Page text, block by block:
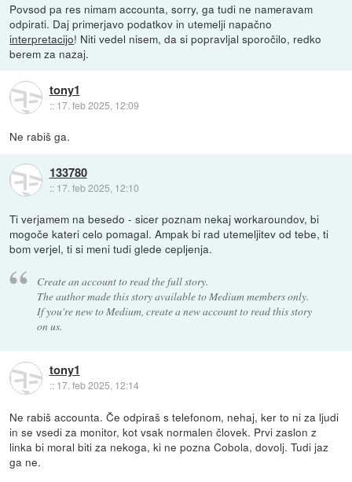
Povsod pa res nimam accounta, sorry, ga tudi ne nameravam
odpirati. Daj primerjavo podatkov in utemelji napačno
interpretacijo! Niti vedel nisem, da si popravljal sporočilo, redko
berem za nazaj.
tony1
:: 17. feb 2025, 12:09
Ne rabiš ga.
133780
:: 17. feb 2025, 12:10
Ti verjamem na besedo - sicer poznam nekaj workaroundov, bi
mogoče kateri celo pomagal. Ampak bi rad utemeljitev od tebe, ti
bom verjel, ti si meni tudi glede cepljenja.
Create an account to read the full story.
The author made this story available to Medium members only.
If you're new to Medium, create a new account to read this story
on us.
tony1
:: 17. feb 2025, 12:14
Ne rabiš accounta. Če odpiraš s telefonom, nehaj, ker to ni za ljudi
in se vsedi za monitor, kot vsak normalen človek. Prvi zaslon z
linka bi moral biti za nekoga, ki ne pozna Cobola, dovolj. Tudi jaz
ga ne.